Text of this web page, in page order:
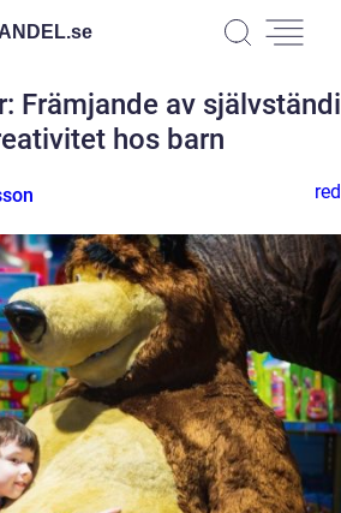
se
Främjande av
hos barn